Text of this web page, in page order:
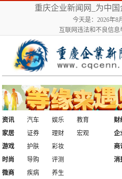
重庆企业新闻网_为中
今天是：2026年8
互联网违法和不良信息
资讯 汽车 娱乐
教育
家居
证券 理财 宏观
财
企
游戏
护肤
彩妆
时尚
导购 评测
商
消
微商
疾病
养生